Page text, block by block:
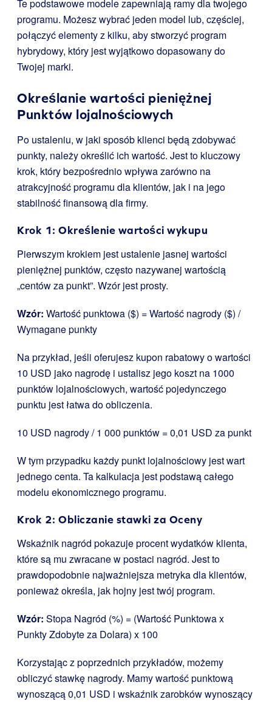
Te podstawowe modele zapewniają ramy dla twojego
programu. Możesz wybrać jeden model lub, częściej,
połączyć elementy z kilku, aby stworzyć program
hybrydowy, który jest wyjątkowo dopasowany do
Twojej marki.
Określanie wartości pieniężnej
Punktów lojalnościowych
Po ustaleniu, w jaki sposób klienci będą zdobywać
punkty, należy określić ich wartość. Jest to kluczowy
krok, który bezpośrednio wpływa zarówno na
atrakcyjność programu dla klientów, jak i na jego
stabilność finansową dla firmy.
Krok 1: Określenie wartości wykupu
Pierwszym krokiem jest ustalenie jasnej wartości
pieniężnej punktów, często nazywanej wartością
„centów za punkt”. Wzór jest prosty.
Wzór: Wartość punktowa ($) = Wartość nagrody ($) /
Wymagane punkty
Na przykład, jeśli oferujesz kupon rabatowy o wartości
10 USD jako nagrodę i ustalisz jego koszt na 1000
punktów lojalnościowych, wartość pojedynczego
punktu jest łatwa do obliczenia.
10 USD nagrody / 1 000 punktów = 0,01 USD za punkt
W tym przypadku każdy punkt lojalnościowy jest wart
jednego centa. Ta kalkulacja jest podstawą całego
modelu ekonomicznego programu.
Krok 2: Obliczanie stawki za Oceny
Wskaźnik nagród pokazuje procent wydatków klienta,
które są mu zwracane w postaci nagród. Jest to
prawdopodobnie najważniejsza metryka dla klientów,
ponieważ określa, jak hojny jest twój program.
Wzór: Stopa Nagród (%) = (Wartość Punktowa x
Punkty Zdobyte za Dolara) x 100
Korzystając z poprzednich przykładów, możemy
obliczyć stawkę nagrody. Mamy wartość punktową
wynoszącą 0,01 USD i wskaźnik zarobków wynoszący